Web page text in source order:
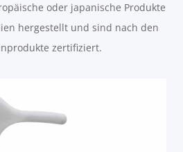
oder japanische Produkte
hergestellt und sind nach den
zertifiziert.